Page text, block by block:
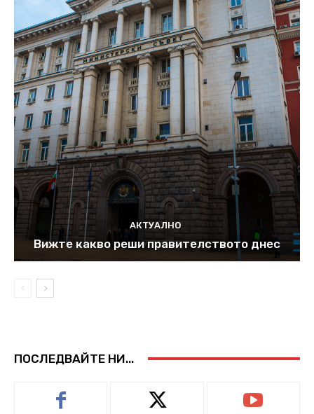
АКТУАЛНО
Вижте какво реши правителството днес
ПОСЛЕДВАЙТЕ НИ...